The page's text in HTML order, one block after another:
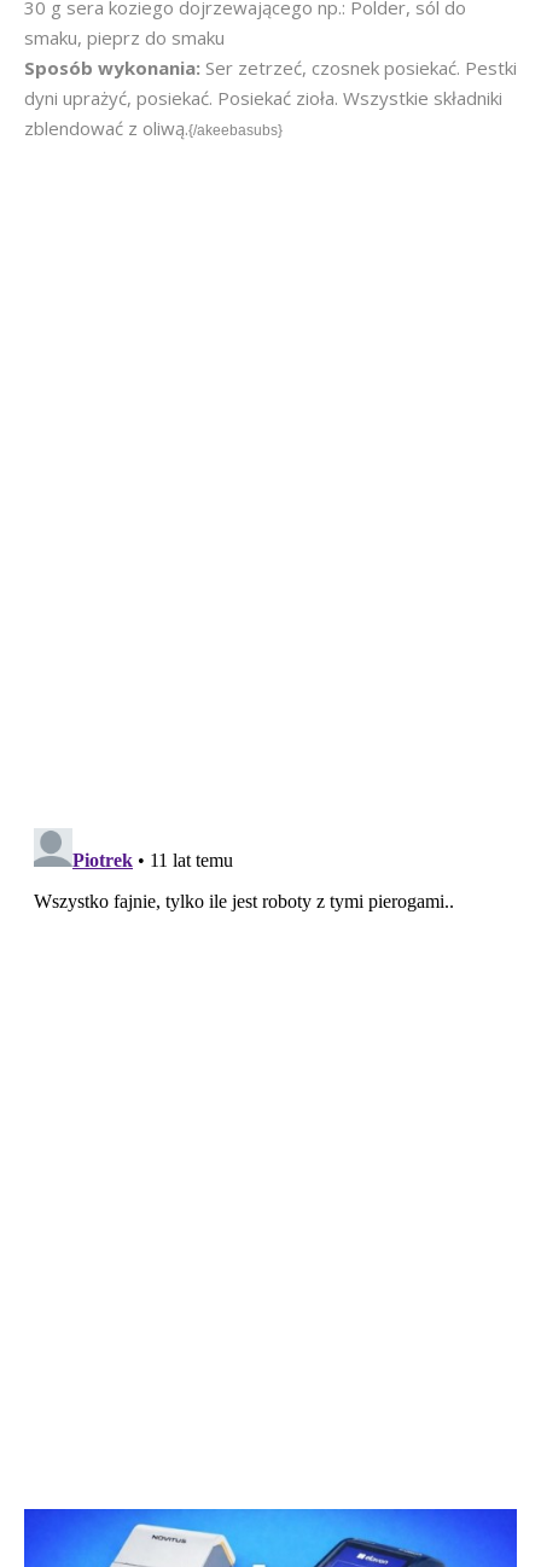
30 g sera koziego dojrzewającego np.: Polder, sól do
smaku, pieprz do smaku
Sposób wykonania: Ser zetrzeć, czosnek posiekać. Pestki
dyni uprażyć, posiekać. Posiekać zioła. Wszystkie składniki
zblendować z oliwą.{/akeebasubs}